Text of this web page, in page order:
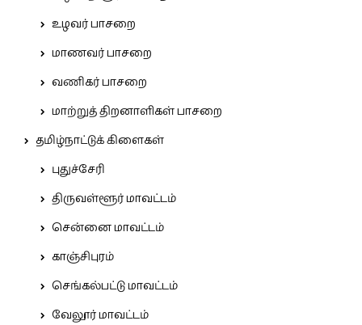
உழவர் பாசறை
மாணவர் பாசறை
வணிகர் பாசறை
மாற்றுத் திறனாளிகள் பாசறை
தமிழ்நாட்டுக் கிளைகள்
புதுச்சேரி
திருவள்ளூர் மாவட்டம்
சென்னை மாவட்டம்
காஞ்சிபுரம்
செங்கல்பட்டு மாவட்டம்
வேலூர் மாவட்டம்